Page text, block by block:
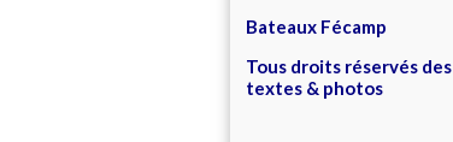
Bateaux Fécamp
Tous droits réservés des
textes & photos